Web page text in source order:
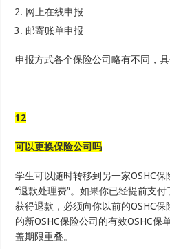
网上在线申报
邮寄账单申报
申报方式各个保险公司略有不同，
12
可以更换保险公司吗
学生可以随时转移到另一家OSHC
“退款处理费”。如果你已经提前支
获得退款，必须向你以前的OSHC
的新OSHC保险公司的有效OSHC保
盖期限重叠。